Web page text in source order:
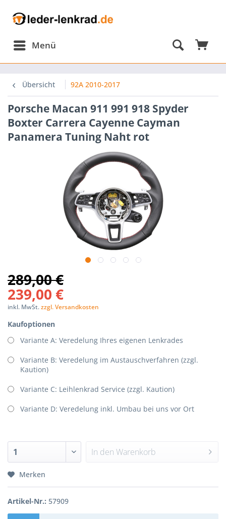
Menü
Übersicht 92A 2010-2017
Porsche Macan 911 991 918 Spyder
Boxter Carrera Cayenne Cayman
Panamera Tuning Naht rot
289,00 €
239,00 €
inkl. MwSt.zzgl. Versandkosten
Kaufoptionen
Variante A: Veredelung Ihres eigenen Lenkrades
Variante B: Veredelung im Austauschverfahren (zzgl.
Kaution)
Variante C: Leihlenkrad Service (zzgl. Kaution)
Variante D: Veredelung inkl. Umbau bei uns vor Ort
In den Warenkorb
Merken
Artikel-Nr.: 57909